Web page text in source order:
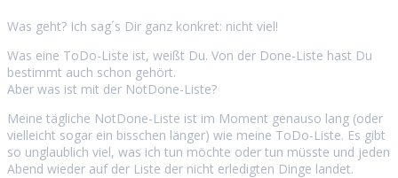
Was geht? Ich sag´s Dir ganz konkret: nicht viel!
Was eine ToDo-Liste ist, weißt Du. Von der Done-Liste hast Du
bestimmt auch schon gehört.
Aber was ist mit der NotDone-Liste?
Meine tägliche NotDone-Liste ist im Moment genauso lang (oder
vielleicht sogar ein bisschen länger) wie meine ToDo-Liste. Es gibt
so unglaublich viel, was ich tun möchte oder tun müsste und jeden
Abend wieder auf der Liste der nicht erledigten Dinge landet.